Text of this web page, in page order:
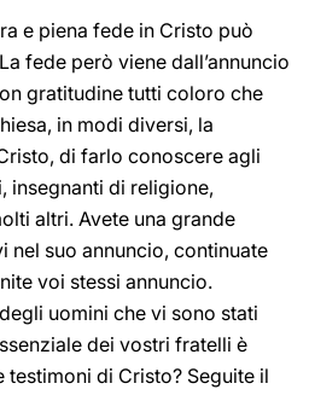
e piena fede in Cristo può
fede però viene dall’annuncio
gratitudine tutti coloro che
in modi diversi, la
di farlo conoscere agli
insegnanti di religione,
altri. Avete una grande
nel suo annuncio, continuate
voi stessi annuncio.
uomini che vi sono stati
dei vostri fratelli è
testimoni di Cristo? Seguite il